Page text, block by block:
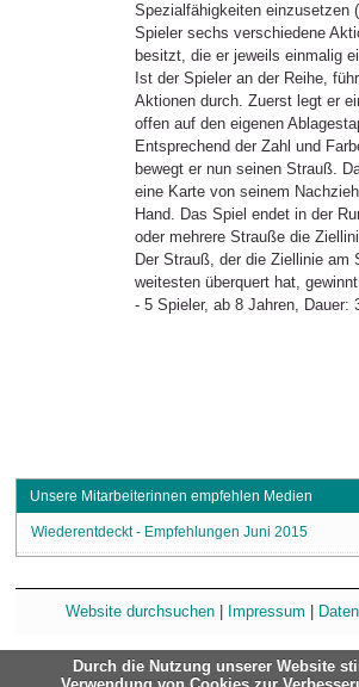
Spezialfähigkeiten einzusetzen
Spieler sechs verschiedene
besitzt, die er jeweils einmalig
Ist der Spieler an der Reihe,
Aktionen durch. Zuerst legt er
offen auf den eigenen
Entsprechend der Zahl und
bewegt er nun seinen Strauß.
eine Karte von seinem
Hand. Das Spiel endet in der
oder mehrere Strauße die
Der Strauß, der die Ziellinie am
weitesten überquert hat,
- 5 Spieler, ab 8 Jahren, Dauer:
Unsere Mitarbeiterinnen empfehlen Medien
Wiederentdeckt - Empfehlungen Juni 2015
Website durchsuchen Impressum
Durch die Nutzung unserer Website